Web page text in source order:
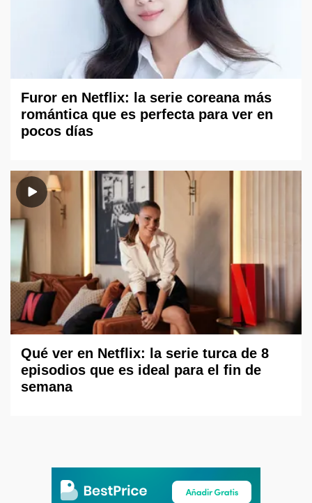
Furor en Netflix: la serie coreana más
romántica que es perfecta para ver en
pocos días
Qué ver en Netflix: la serie turca de 8
episodios que es ideal para el fin de
semana